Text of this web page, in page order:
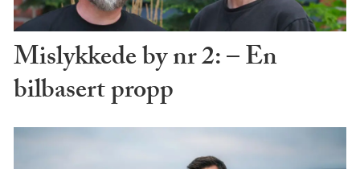
Mislykkede by nr 2: – En
bilbasert propp